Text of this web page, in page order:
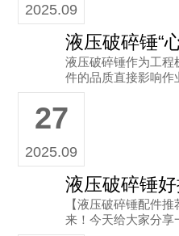
2025.09
液压破碎锤作为工程
件的品质直接影响作
（隔膜）就是其中关
封、缓冲等重要作用
27
2025.09
【液压破碎锤配件推荐】 干工程机械的
来！今天给大家分享